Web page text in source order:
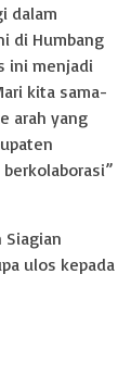
dalam
di Humbang
ini menjadi
kita sama-
arah yang
Siagian
ulos kepada